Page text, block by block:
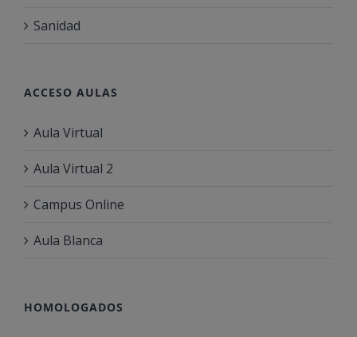
Sanidad
ACCESO AULAS
Aula Virtual
Aula Virtual 2
Campus Online
Aula Blanca
HOMOLOGADOS